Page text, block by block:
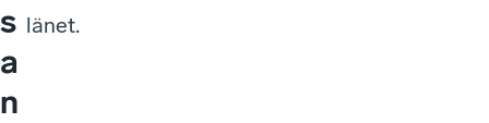
s
a
n
länet.